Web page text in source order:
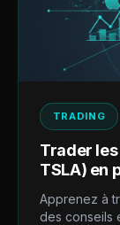
TRADING
Trader les
TSLA) en
Apprenez à
des conseils